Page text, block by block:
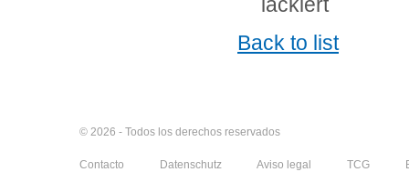
Back to list
© 2026 - Todos los derechos reservados
Contacto Datenschutz Aviso legal TCG